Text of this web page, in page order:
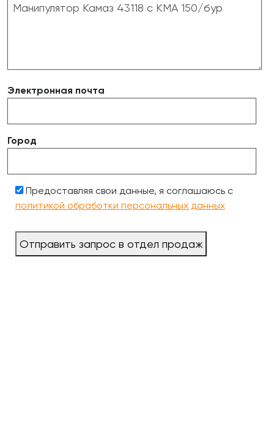
Электронная почта
Город
Предоставляя свои данные, я соглашаюсь с
политикой обработки персональных данных
Отправить запрос в отдел продаж